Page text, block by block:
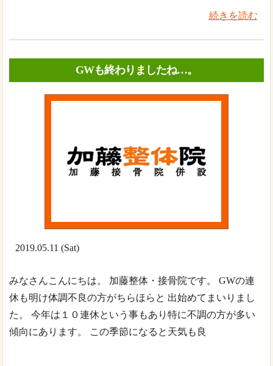
続きを読む
GWも終わりましたね…。
2019.05.11 (Sat)
みなさんこんにちは。 加藤整体・接骨院です。 GWの連
休も明け体調不良の方がちらほらと 出始めてまいりまし
た。 今年は１０連休という事もあり特に不調の方が多い
傾向にあります。 この季節になると天気も良